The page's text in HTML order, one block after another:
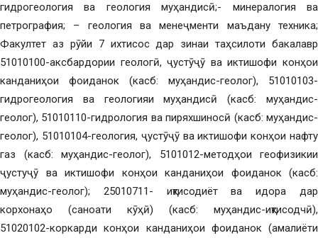
гидрогеология ва геология муҳандисӣ;- минералогия ва
петрография; – геология ва менеҷменти маъдану техника;
Факултет аз рӯйи 7 ихтисос дар зинаи таҳсилоти бакалавр
51010100-аксбардории геологӣ, ҷустӯҷӯ ва иктишофи конҳои
канданиҳои фоиданок (касб: муҳандис-геолог), 51010103-
гидрогеология ва геологияи муҳандисӣ (касб: муҳандис-
геолог), 51010110-гидрология ва пиряхшиносӣ (касб: муҳандис-
геолог), 51010104-геология, ҷустӯҷӯ ва иктишофи конҳои нафту
газ (касб: муҳандис-геолог), 5101012-методҳои геофизикии
ҷустуҷӯ ва иктишофи конҳои канданиҳои фоиданок (касб:
муҳандис-геолог); 25010711- иқтисодиёт ва идора дар
корхонаҳо (саноати кӯҳӣ) (касб: муҳандис-иқтисодчӣ),
51020102-коркарди конҳои канданиҳои фоиданок (амалиёти